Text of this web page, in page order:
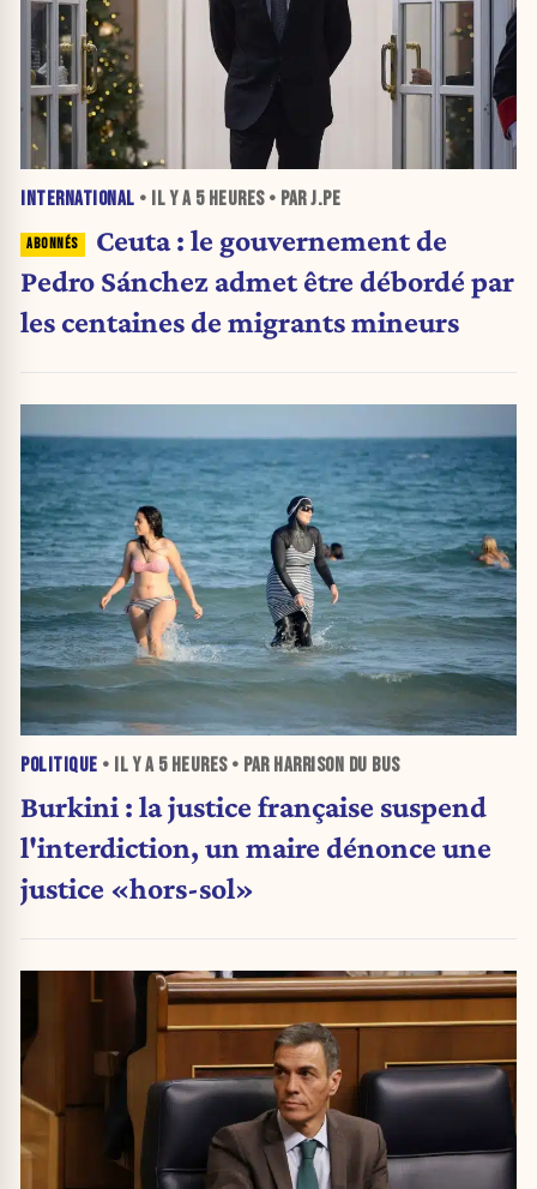
INTERNATIONAL • IL Y A 5 HEURES• PAR J.PE
Ceuta : le gouvernement de
Pedro Sánchez admet être débordé par
les centaines de migrants mineurs
POLITIQUE • IL Y A 5 HEURES• PAR HARRISON DU BUS
Burkini : la justice française suspend
l'interdiction, un maire dénonce une
justice «hors-sol»